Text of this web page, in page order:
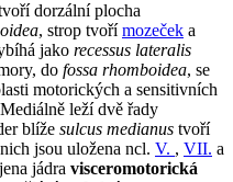
dorzální plocha
, strop tvořímozeček a
jako recessus lateralis
do fossa rhomboidea, se
motorických a sensitivních
leží dvě řady
blíže sulcus medianus tvoří
jsou uložena ncl. V. , VII. a
jádra visceromotorická